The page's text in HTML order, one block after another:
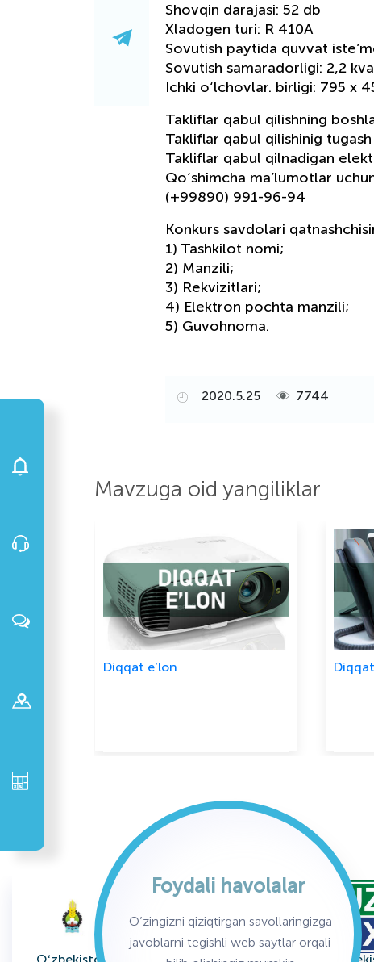
Shovqin darajasi: 52 db
Xladogen turi: R 410A
Sovutish paytida quvvat
Sovutish samaradorligi: 2,2
Ichki o‘lchovlar. birligi: 795 x
Takliflar qabul qilishning
Takliflar qabul qilishinig
Takliflar qabul qilnadigan
Qo‘shimcha ma’lumotlar
(+99890) 991-96-94
Konkurs savdolari
1) Tashkilot nomi;
2) Manzili;
3) Rekvizitlari;
4) Elektron pochta manzili;
5) Guvohnoma.
2020.5.25 7744
Mavzuga oid yangiliklar
Diqqat e’lon
Oʻzbekiston
Oʻzbekiston
Foydali havolalar
O’zingizni qiziqtirgan savollaringizga
javoblarni tegishli web saytlar orqali